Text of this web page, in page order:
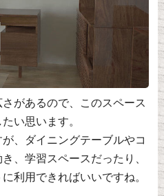
があるので、このスペース
い思います。
、ダイニングテーブルやコ
、学習スペースだったり、
利用できればいいですね。